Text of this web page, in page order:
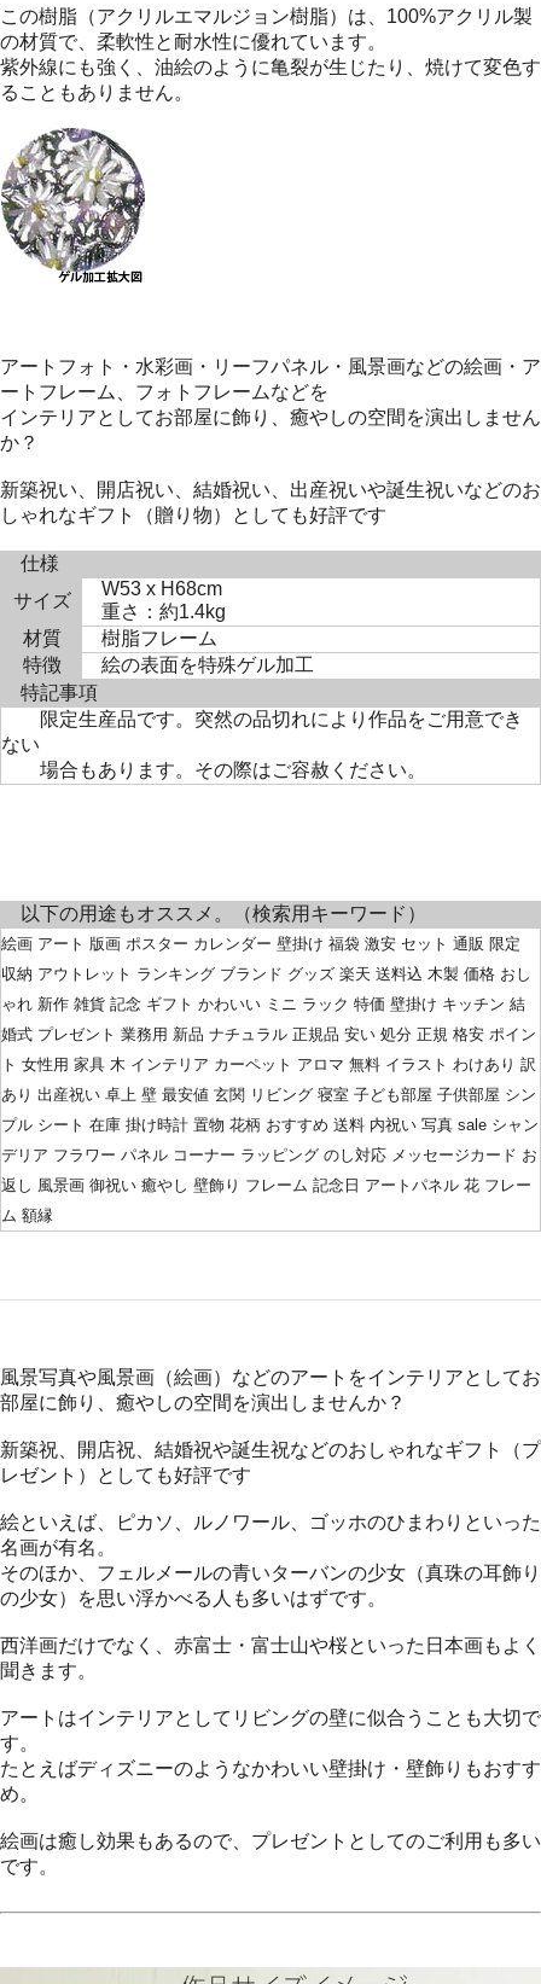
この樹脂（アクリルエマルジョン樹脂）は、100%アクリル製
の材質で、柔軟性と耐水性に優れています。
紫外線にも強く、油絵のように亀裂が生じたり、焼けて変色す
ることもありません。
アートフォト・水彩画・リーフパネル・風景画などの絵画・ア
ートフレーム、フォトフレームなどを
インテリアとしてお部屋に飾り、癒やしの空間を演出しません
か？
新築祝い、開店祝い、結婚祝い、出産祝いや誕生祝いなどのお
しゃれなギフト（贈り物）としても好評です
仕様
サイズ
W53 x H68cm
重さ：約1.4kg
材質
樹脂フレーム
特徴
絵の表面を特殊ゲル加工
特記事項
限定生産品です。突然の品切れにより作品をご用意でき
ない
場合もあります。その際はご容赦ください。
以下の用途もオススメ。（検索用キーワード）
絵画 アート 版画 ポスター カレンダー 壁掛け 福袋 激安 セット 通販 限定
収納 アウトレット ランキング ブランド グッズ 楽天 送料込 木製 価格 おし
ゃれ 新作 雑貨 記念 ギフト かわいい ミニ ラック 特価 壁掛け キッチン 結
婚式 プレゼント 業務用 新品 ナチュラル 正規品 安い 処分 正規 格安 ポイン
ト 女性用 家具 木 インテリア カーペット アロマ 無料 イラスト わけあり 訳
あり 出産祝い 卓上 壁 最安値 玄関 リビング 寝室 子ども部屋 子供部屋 シン
プル シート 在庫 掛け時計 置物 花柄 おすすめ 送料 内祝い 写真 sale シャン
デリア フラワー パネル コーナー ラッピング のし対応 メッセージカード お
返し 風景画 御祝い 癒やし 壁飾り フレーム 記念日 アートパネル 花 フレー
ム 額縁
風景写真や風景画（絵画）などのアートをインテリアとしてお
部屋に飾り、癒やしの空間を演出しませんか？
新築祝、開店祝、結婚祝や誕生祝などのおしゃれなギフト（プ
レゼント）としても好評です
絵といえば、ピカソ、ルノワール、ゴッホのひまわりといった
名画が有名。
そのほか、フェルメールの青いターバンの少女（真珠の耳飾り
の少女）を思い浮かべる人も多いはずです。
西洋画だけでなく、赤富士・富士山や桜といった日本画もよく
聞きます。
アートはインテリアとしてリビングの壁に似合うことも大切で
す。
たとえばディズニーのようなかわいい壁掛け・壁飾りもおすす
め。
絵画は癒し効果もあるので、プレゼントとしてのご利用も多い
です。